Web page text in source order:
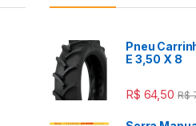
Pneu
E 3,50 X 8
R$ 64,50 R$